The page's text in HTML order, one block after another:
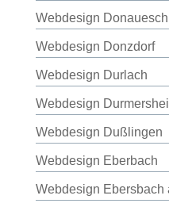
Webdesign
Webdesign Donzdorf
Webdesign Durlach
Webdesign
Webdesign Dußlingen
Webdesign Eberbach
Webdesign Ebersbach